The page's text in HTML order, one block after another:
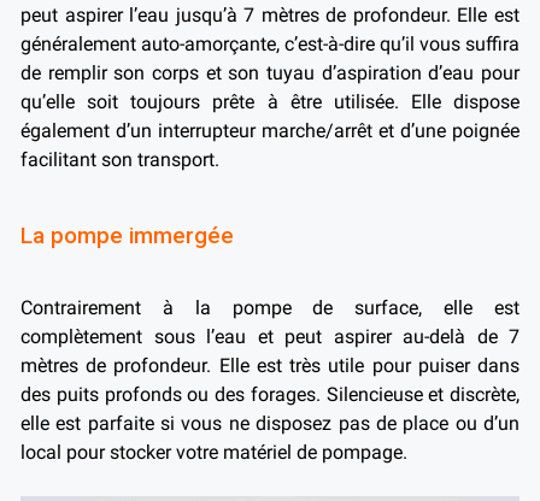
peut aspirer l’eau jusqu’à 7 mètres de profondeur. Elle est
généralement auto-amorçante, c’est-à-dire qu’il vous suffira
de remplir son corps et son tuyau d’aspiration d’eau pour
qu’elle soit toujours prête à être utilisée. Elle dispose
également d’un interrupteur marche/arrêt et d’une poignée
facilitant son transport.
La pompe immergée
Contrairement à la pompe de surface, elle est
complètement sous l’eau et peut aspirer au-delà de 7
mètres de profondeur. Elle est très utile pour puiser dans
des puits profonds ou des forages. Silencieuse et discrète,
elle est parfaite si vous ne disposez pas de place ou d’un
local pour stocker votre matériel de pompage.